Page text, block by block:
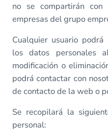
no se compartirán
empresas del grupo
Cualquier usuario
los datos personales
modificación o
podrá contactar con
de contacto de la web o
Se recopilará la
personal: